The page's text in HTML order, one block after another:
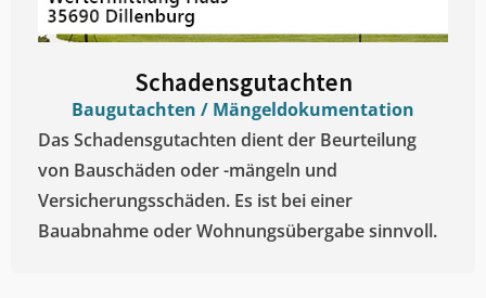
Schadensgutachten
Baugutachten / Mängeldokumentation
Das Schadensgutachten dient der Beurteilung
von Bauschäden oder -mängeln und
Versicherungsschäden. Es ist bei einer
Bauabnahme oder Wohnungsübergabe sinnvoll.